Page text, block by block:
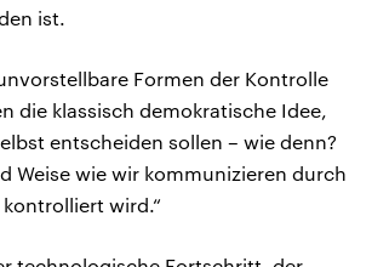
ist.
Formen der Kontrolle
die klassisch demokratische Idee,
entscheiden sollen – wie denn?
Weise wie wir kommunizieren durch
wird.“